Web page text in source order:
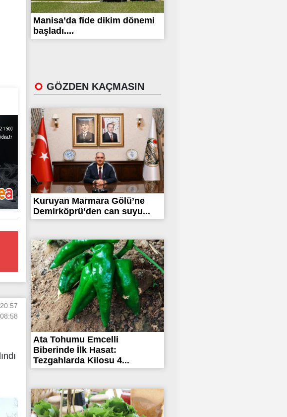
Manisa’da fide dikim dönemi
başladı....
GÖZDEN KAÇMASIN
Kuruyan Marmara Gölü’ne
Demirköprü’den can suyu...
Ata Tohumu Emcelli
Biberinde İlk Hasat:
Tezgahlarda Kilosu 4...